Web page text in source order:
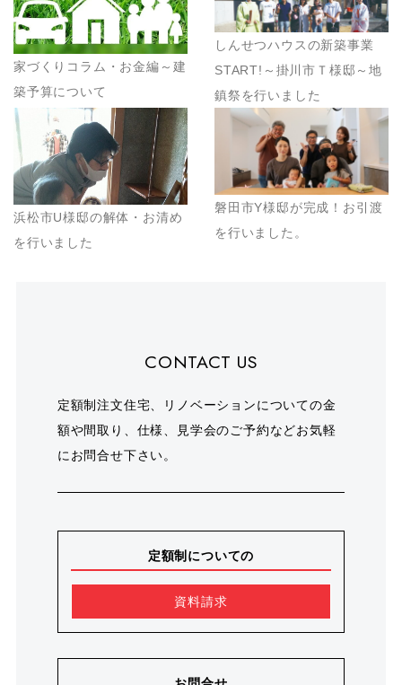
家づくりコラム・お金編～建
築予算について
しんせつハウスの新築事業
START!～掛川市Ｔ様邸～地
鎮祭を行いました
浜松市U様邸の解体・お清め
を行いました
磐田市Y様邸が完成！お引渡
を行いました。
CONTACT US
定額制注文住宅、リノベーションについての金
額や間取り、仕様、見学会のご予約などお気軽
にお問合せ下さい。
定額制についての
資料請求